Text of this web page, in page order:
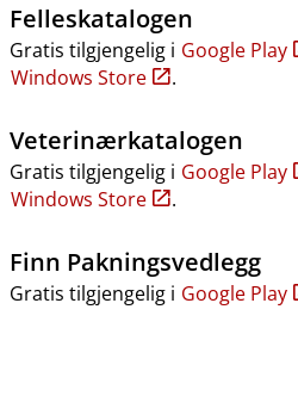
Felleskatalogen
Gratis tilgjengelig i Google Play
Windows Store
.
Veterinærkatalogen
Gratis tilgjengelig i Google Play
Windows Store
.
Finn Pakningsvedlegg
Gratis tilgjengelig i Google Play